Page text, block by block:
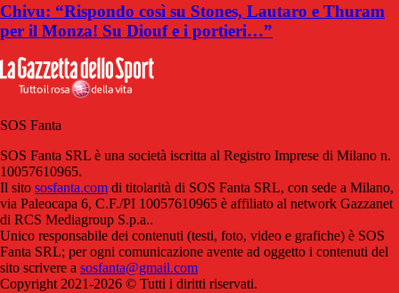
Chivu: “Rispondo così su Stones, Lautaro e Thuram
per il Monza! Su Diouf e i portieri…”
SOS Fanta
SOS Fanta SRL è una società iscritta al Registro Imprese di Milano n.
10057610965.
Il sito sosfanta.com di titolarità di SOS Fanta SRL, con sede a Milano,
via Paleocapa 6, C.F./PI 10057610965 è affiliato al network Gazzanet
di RCS Mediagroup S.p.a..
Unico responsabile dei contenuti (testi, foto, video e grafiche) è SOS
Fanta SRL; per ogni comunicazione avente ad oggetto i contenuti del
sito scrivere a sosfanta@gmail.com
Copyright 2021-2026 © Tutti i diritti riservati.